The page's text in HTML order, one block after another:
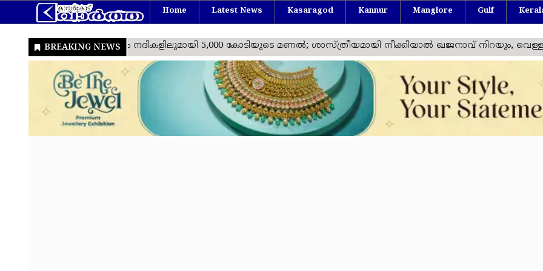
Home Latest News Kasaragod Kannur Manglore Gulf